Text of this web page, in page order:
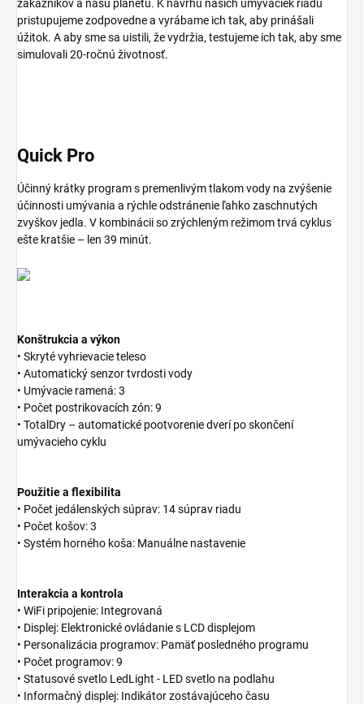
zákazníkov a našu planétu. K návrhu našich umývačiek riadu
pristupujeme zodpovedne a vyrábame ich tak, aby prinášali
úžitok. A aby sme sa uistili, že vydržia, testujeme ich tak, aby sme
simulovali 20-ročnú životnosť.
Quick Pro
Účinný krátky program s premenlivým tlakom vody na zvýšenie
účinnosti umývania a rýchle odstránenie ľahko zaschnutých
zvyškov jedla. V kombinácii so zrýchleným režimom trvá cyklus
ešte kratšie – len 39 minút.
Konštrukcia a výkon
• Skryté vyhrievacie teleso
• Automatický senzor tvrdosti vody
• Umývacie ramená: 3
• Počet postrikovacích zón: 9
• TotalDry – automatické pootvorenie dverí po skončení
umývacieho cyklu
Použitie a flexibilita
• Počet jedálenských súprav: 14 súprav riadu
• Počet košov: 3
• Systém horného koša: Manuálne nastavenie
Interakcia a kontrola
• WiFi pripojenie: Integrovaná
• Displej: Elektronické ovládanie s LCD displejom
• Personalizácia programov: Pamäť posledného programu
• Počet programov: 9
• Statusové svetlo LedLight - LED svetlo na podlahu
• Informačný displej: Indikátor zostávajúceho času